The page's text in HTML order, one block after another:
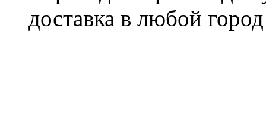
доставка в любой город